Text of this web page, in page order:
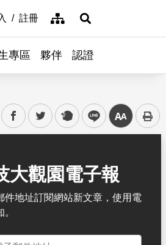
註冊 網站導覽展開搜尋
專區 夥伴 認證
facebooktwitter plurk line 中
大觀園電子報
件地址訂閱網站新文章，使用電